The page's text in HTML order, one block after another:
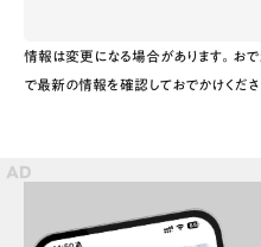
情報は変更になる場合があります。お
で最新の情報を確認しておでかけくださ